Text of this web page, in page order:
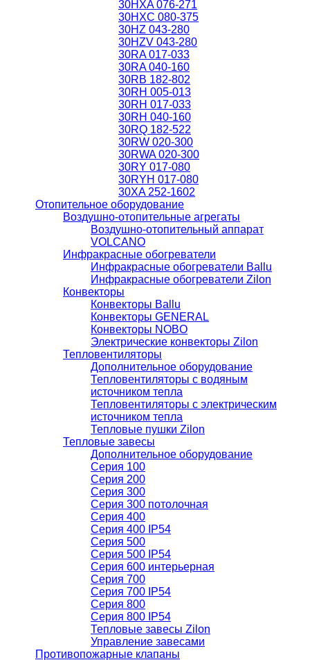
30HXA 076-271
30HXС 080-375
30HZ 043-280
30HZV 043-280
30RA 017-033
30RA 040-160
30RB 182-802
30RH 005-013
30RH 017-033
30RH 040-160
30RQ 182-522
30RW 020-300
30RWA 020-300
30RY 017-080
30RYH 017-080
30XA 252-1602
Отопительное оборудование
Воздушно-отопительные агрегаты
Воздушно-отопительный аппарат
VOLCANO
Инфракрасные обогреватели
Инфракрасные обогреватели Ballu
Инфракрасные обогреватели Zilon
Конвекторы
Конвекторы Ballu
Конвекторы GENERAL
Конвекторы NOBO
Электрические конвекторы Zilon
Тепловентиляторы
Дополнительное оборудование
Тепловентиляторы с водяным
источником тепла
Тепловентиляторы с электрическим
источником тепла
Тепловые пушки Zilon
Тепловые завесы
Дополнительное оборудование
Серия 100
Серия 200
Серия 300
Серия 300 потолочная
Серия 400
Серия 400 IP54
Серия 500
Серия 500 IP54
Серия 600 интерьерная
Серия 700
Серия 700 IP54
Серия 800
Серия 800 IP54
Тепловые завесы Zilon
Управление завесами
Противопожарные клапаны